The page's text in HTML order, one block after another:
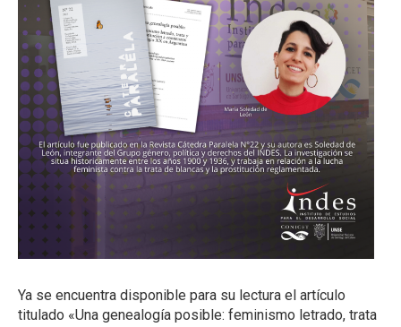
Ya se encuentra disponible para su lectura el artículo
titulado «Una genealogía posible: feminismo letrado, trata